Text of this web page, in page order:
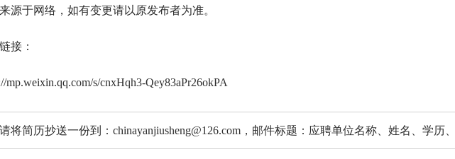
源于网络，如有变更请以原发布者为准。
接：
mp.weixin.qq.com/s/cnxHqh3-Qey83aPr26okPA
将简历抄送一份到：chinayanjiusheng@126.com，邮件标题：应聘单位名称、姓名、学历